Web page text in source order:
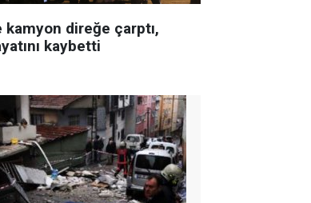
kamyon direğe çarptı,
kaybetti